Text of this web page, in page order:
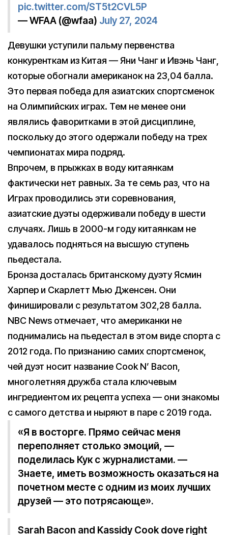
pic.twitter.com/ST5t2CVL5P
— WFAA (@wfaa) July 27, 2024
Девушки уступили пальму первенства
конкуренткам из Китая — Яни Чанг и Ивэнь Чанг,
которые обогнали американок на 23,04 балла.
Это первая победа для азиатских спортсменок
на Олимпийских играх. Тем не менее они
являлись фаворитками в этой дисциплине,
поскольку до этого одержали победу на трех
чемпионатах мира подряд.
Впрочем, в прыжках в воду китаянкам
фактически нет равных. За те семь раз, что на
Играх проводились эти соревнования,
азиатские дуэты одерживали победу в шести
случаях. Лишь в 2000-м году китаянкам не
удавалось подняться на высшую ступень
пьедестала.
Бронза досталась британскому дуэту Ясмин
Харпер и Скарлетт Мью Дженсен. Они
финишировали с результатом 302,28 балла.
NBC News отмечает, что американки не
поднимались на пьедестал в этом виде спорта с
2012 года. По признанию самих спортсменок,
чей дуэт носит название Cook N’ Bacon,
многолетняя дружба стала ключевым
ингредиентом их рецепта успеха — они знакомы
с самого детства и ныряют в паре с 2019 года.
«Я в восторге. Прямо сейчас меня
переполняет столько эмоций, —
поделилась Кук с журналистами. —
Знаете, иметь возможность оказаться на
почетном месте с одним из моих лучших
друзей — это потрясающе».
Sarah Bacon and Kassidy Cook dove right